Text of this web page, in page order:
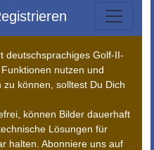
deutschsprachiges Golf-II-
nutzen und
können, solltest Du Dich
können Bilder dauerhaft
Lösungen für
halten. Abonniere uns auf